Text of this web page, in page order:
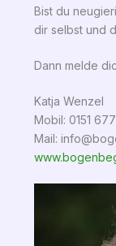
Bist du
dir selbst und
Dann melde
Katja Wenzel
Mobil: 0151
Mail: